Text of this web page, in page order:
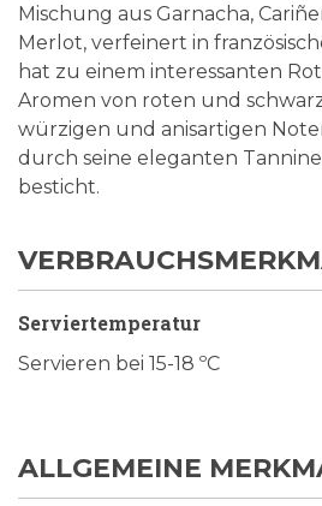
Mischung aus Garnacha,
Merlot, verfeinert in
hat zu einem interessanten
Aromen von roten und
würzigen und anisartigen
durch seine eleganten
besticht.
Serviertemperatur
Servieren bei 15-18 ºC
ALLGEMEINE